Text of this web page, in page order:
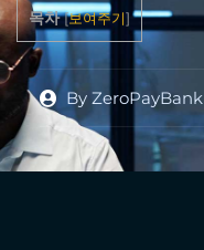
목차 [보여주기]
ByZeroPayBank